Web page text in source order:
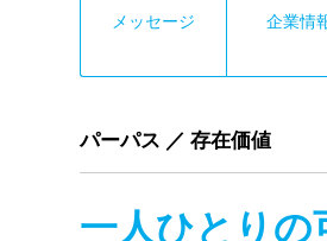
メッセージ 企業情
パーパス ／ 存在価値
一人ひとりの